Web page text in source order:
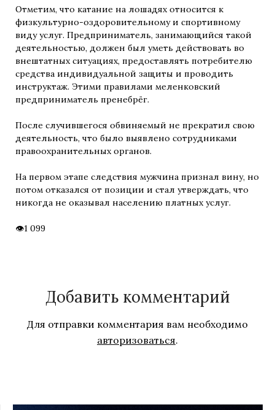
Отметим, что катание на лошадях относится к
физкультурно-оздоровительному и спортивному
виду услуг. Предприниматель, занимающийся такой
деятельностью, должен был уметь действовать во
внештатных ситуациях, предоставлять потребителю
средства индивидуальной защиты и проводить
инструктаж. Этими правилами меленковский
предприниматель пренебрёг.
После случившегося обвиняемый не прекратил свою
деятельность, что было выявлено сотрудниками
правоохранительных органов.
На первом этапе следствия мужчина признал вину, но
потом отказался от позиции и стал утверждать, что
никогда не оказывал населению платных услуг.
1 099
Добавить комментарий
Для отправки комментария вам необходимо
авторизоваться.